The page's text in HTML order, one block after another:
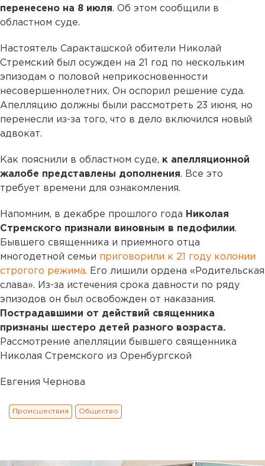
перенесено на 8 июля. Об этом сообщили в
областном суде.
Настоятель Саракташской обители Николай
Стремский был осужден на 21 год по нескольким
эпизодам о половой неприкосновенности
несовершеннолетних. Он оспорил решение суда.
Апелляцию должны были рассмотреть 23 июня, но
перенесли из-за того, что в дело включился новый
адвокат.
Как пояснили в областном суде, к апелляционной
жалобе представлены дополнения. Все это
требует времени для ознакомления.
Напомним, в декабре прошлого года Николая
Стремского признали виновным в педофилии.
Бывшего священника и приемного отца
многодетной семьи приговорили к 21 году колонии
строгого режима. Его лишили ордена «Родительская
слава». Из-за истечения срока давности по ряду
эпизодов он был освобожден от наказания.
Пострадавшими от действий священника
признаны шестеро детей разного возраста.
Рассмотрение апелляции бывшего священника
Николая Стремского из Оренбургской
Евгения Чернова
Происшествия Общество